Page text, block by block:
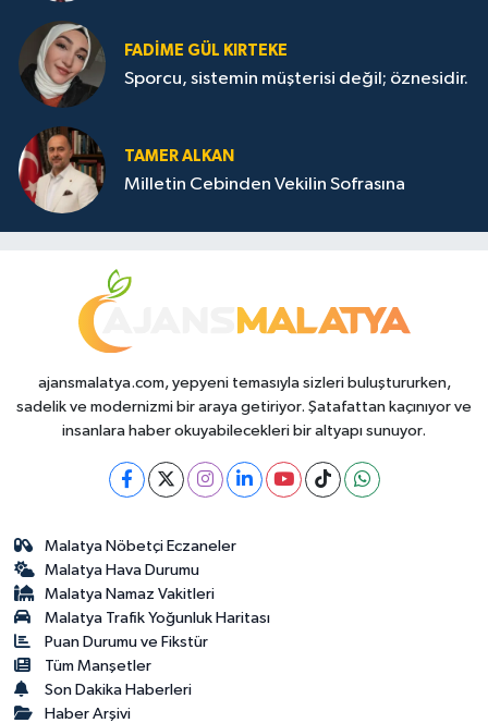
FADIME GÜL KIRTEKE
Sporcu, sistemin müşterisi değil; öznesidir.
TAMER ALKAN
Milletin Cebinden Vekilin Sofrasına
ajansmalatya.com, yepyeni temasıyla sizleri buluştururken,
sadelik ve modernizmi bir araya getiriyor. Şatafattan kaçınıyor ve
insanlara haber okuyabilecekleri bir altyapı sunuyor.
Malatya Nöbetçi Eczaneler
Malatya Hava Durumu
Malatya Namaz Vakitleri
Malatya Trafik Yoğunluk Haritası
Puan Durumu ve Fikstür
Tüm Manşetler
Son Dakika Haberleri
Haber Arşivi